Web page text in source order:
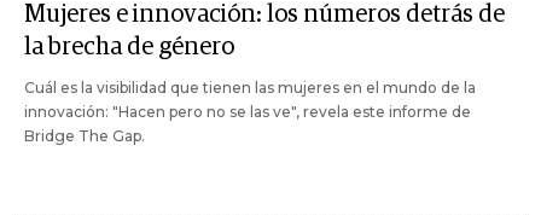
Mujeres e innovación: los números detrás de
la brecha de género
Cuál es la visibilidad que tienen las mujeres en el mundo de la
innovación: "Hacen pero no se las ve", revela este informe de
Bridge The Gap.